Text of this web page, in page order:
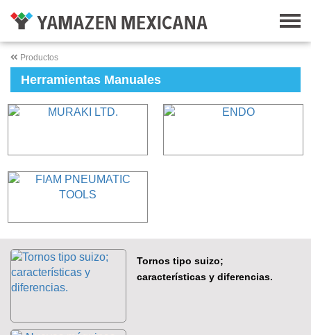
Productos
Herramientas Manuales
Tornos tipo suizo;
características y diferencias.